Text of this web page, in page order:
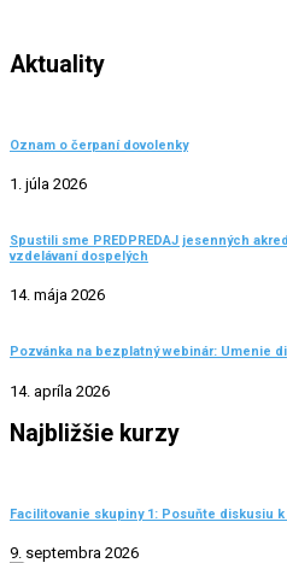
Aktuality
Oznam o čerpaní dovolenky
1. júla 2026
Spustili sme PREDPREDAJ jesenných
vzdelávaní dospelých
14. mája 2026
Pozvánka na bezplatný webinár: Umenie
14. apríla 2026
Najbližšie kurzy
Facilitovanie skupiny 1: Posuňte diskusiu
9. septembra 2026